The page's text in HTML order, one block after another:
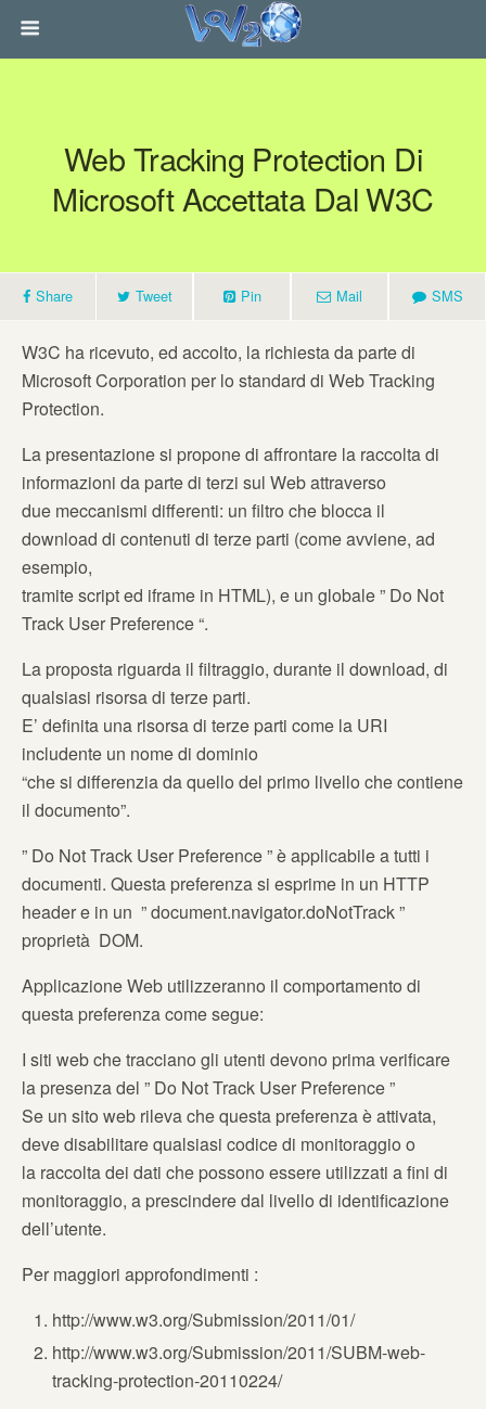
Web Tracking Protection Di
Microsoft Accettata Dal W3C
Share Tweet Pin Mail SMS
W3C ha ricevuto, ed accolto, la richiesta da parte di
Microsoft Corporation per lo standard di Web Tracking
Protection.
La presentazione si propone di affrontare la raccolta di
informazioni da parte di terzi sul Web attraverso
due meccanismi differenti: un filtro che blocca il
download di contenuti di terze parti (come avviene, ad
esempio,
tramite script ed iframe in HTML), e un globale ” Do Not
Track User Preference “.
La proposta riguarda il filtraggio, durante il download, di
qualsiasi risorsa di terze parti.
E’ definita una risorsa di terze parti come la URI
includente un nome di dominio
“che si differenzia da quello del primo livello che contiene
il documento”.
” Do Not Track User Preference ” è applicabile a tutti i
documenti. Questa preferenza si esprime in un HTTP
header e in un ” document.navigator.doNotTrack ”
proprietà DOM.
Applicazione Web utilizzeranno il comportamento di
questa preferenza come segue:
I siti web che tracciano gli utenti devono prima verificare
la presenza del ” Do Not Track User Preference ”
Se un sito web rileva che questa preferenza è attivata,
deve disabilitare qualsiasi codice di monitoraggio o
la raccolta dei dati che possono essere utilizzati a fini di
monitoraggio, a prescindere dal livello di identificazione
dell’utente.
Per maggiori approfondimenti :
http://www.w3.org/Submission/2011/01/
http://www.w3.org/Submission/2011/SUBM-web-
tracking-protection-20110224/